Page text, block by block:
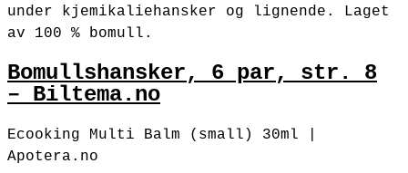
under kjemikaliehansker og lignende. Laget
av 100 % bomull.
Bomullshansker, 6 par, str. 8
– Biltema.no
Ecooking Multi Balm (small) 30ml |
Apotera.no